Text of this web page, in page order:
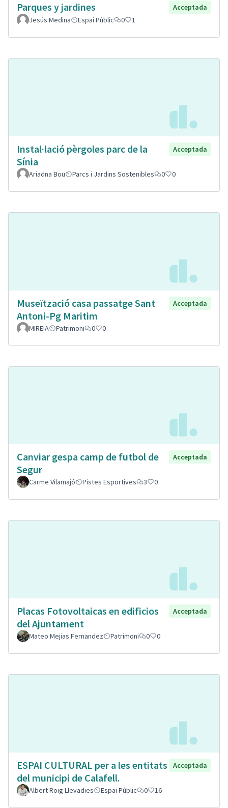
Parques y jardines
Acceptada
Jesús Medina
Espai Públic 0 1
Instal·lació pèrgoles parc de la
Sínia
Acceptada
Ariadna Bou Parcs i Jardins Sostenibles 0 0
Museïtzació casa passatge Sant
Antoni-Pg Maritim
Acceptada
MIREIA Patrimoni 0 0
Canviar gespa camp de futbol de
Segur
Acceptada
Carme Vilamajó Pistes Esportives 3 0
Placas Fotovoltaicas en edificios
del Ajuntament
Acceptada
Mateo Mejias Fernandez Patrimoni 0 0
ESPAI CULTURAL per a les entitats
del municipi de Calafell.
Acceptada
Albert Roig Llevadies Espai Públic 0 16